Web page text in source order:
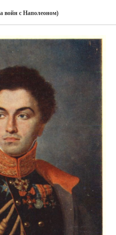
войн с Наполеоном)